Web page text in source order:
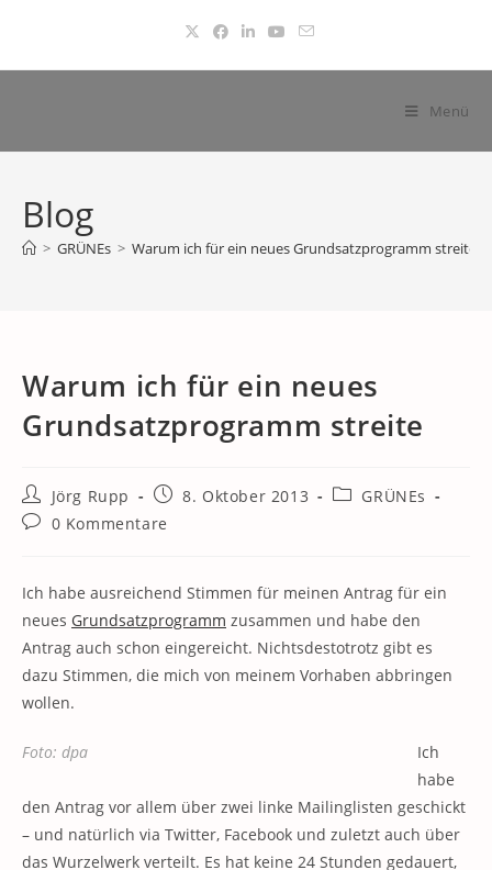
springen
Menü
Blog
> GRÜNEs > Warum ich für ein neues Grundsatzprogramm streite
Warum ich für ein neues
Grundsatzprogramm streite
Beitrags-
Autor:
Jörg Rupp
Beitrag8. Oktober 2013
Beitrags-
GRÜNEs
Beitrags-
0 Kommentare
Ich habe ausreichend Stimmen für meinen Antrag für ein
neues Grundsatzprogramm zusammen und habe den
Antrag auch schon eingereicht. Nichtsdestotrotz gibt es
dazu Stimmen, die mich von meinem Vorhaben abbringen
wollen.
Foto: dpa
Ich
habe
den Antrag vor allem über zwei linke Mailinglisten geschickt
– und natürlich via Twitter, Facebook und zuletzt auch über
das Wurzelwerk verteilt. Es hat keine 24 Stunden gedauert,